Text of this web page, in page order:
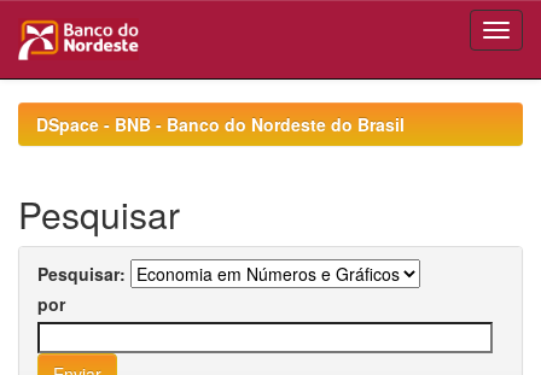
navigationDSpace - BNB - Banco do Nordeste do Brasil
Pesquisar
Pesquisar:
por